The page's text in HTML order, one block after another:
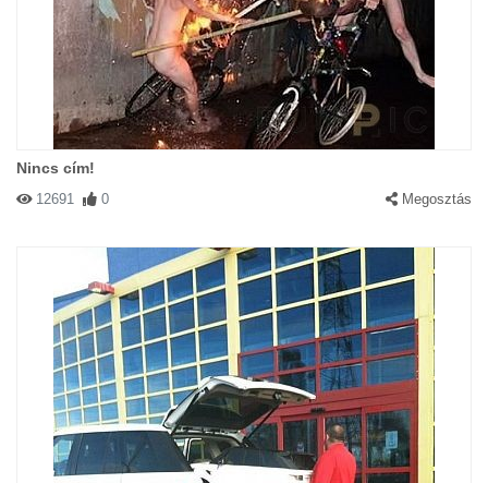
Nincs cím!
12691 0 Megosztás